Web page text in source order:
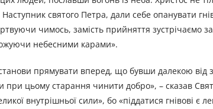
святого Петра, дали себе опанувати
чимось, замість прийняття зустрічаємо
небесними карами».
прямувати вперед, що бувши далекою від
при цьому старання чинити добро», – сказав
внутрішньої сили», бо «піддатися гнівові є